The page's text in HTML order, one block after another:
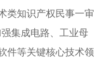
类知识产权民事一审
集成电路、工业母
件等关键核心技术领